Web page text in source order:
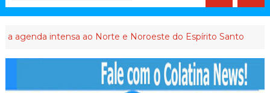
ao Norte e Noroeste do Espírito Santo INTERVENÇÃO